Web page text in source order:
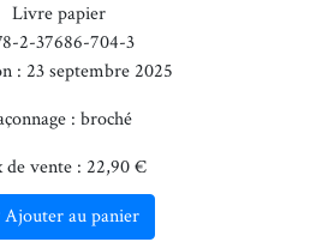
Livre papier
2-37686-704-3
: 23 septembre 2025
: broché
de vente : 22,90 €
Ajouter au panier